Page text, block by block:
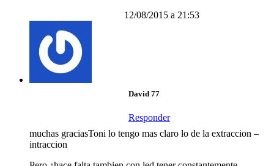
12/08/2015 a 21:53
David 77
Responder
muchas graciasToni lo tengo mas claro lo de la extraccion –
intraccion